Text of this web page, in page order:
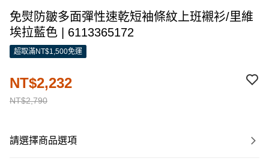
免熨防皺多面彈性速乾短袖條紋上班襯衫/里維
埃拉藍色 | 6113365172
超取滿NT$1,500免運
NT$2,790
NT$2,232
請選擇商品選項